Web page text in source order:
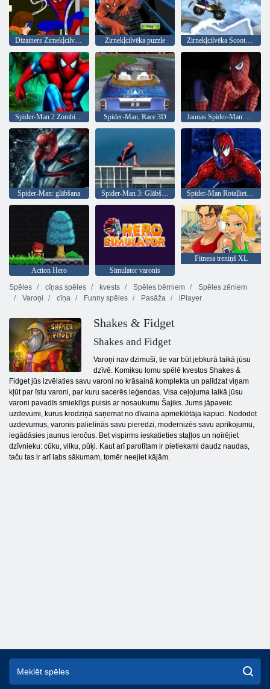
Zirnekļcilvēka puzzle
Spider-Man 2 Zombie Escape Spider-Man, Race 3D Jaunas Spider-Man velosipēdi
Spider-Man: glābšana Spider-Man 3: Glābšanas Mary Jane Spider-Man Rotaļlietu Transporter
Action Hero Simulator varonis
Fitnesa treniņš XL
Spēles cīņas spēles kvests Spēles bērniem
Spēles zēniem
Varoņi
cīņa Funny spēles Pasāža iPlayer
Shakes & Fidget
Shakes and Fidget
Varoņi nav dzimuši, tie var būt jebkurā laikā jūsu
dzīvē. Komiksu lomu spēlē kvestos Shakes &
Fidget jūs izvēlaties savu varoni no krāsainā komplekta un palīdzat viņam
kļūt par īstu varoni, par kuru sacerēs leģendas. Visa ceļojuma laikā jūsu
varoni pavadīs smieklīgs puisis ar nosaukumu Šajiks. Jums jāpaveic
uzdevumi, kurus krodziņā saņemat no dīvaina apmeklētāja kapuci. Nododot
uzdevumus, varonis palielinās savu pieredzi, modernizēs savu aprīkojumu,
iegādāsies jaunus ieročus. Bet vispirms ieskatieties staļļos un noīrējiet
dzīvnieku: cūku, vilku, pūķi. Kaut arī parotītam ir pietiekami daudz naudas,
taču tas ir arī labs sākumam, tomēr neejiet kājām.